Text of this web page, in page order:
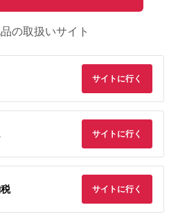
の取扱いサイト
サイトに行く
サイトに行く
サイトに行く